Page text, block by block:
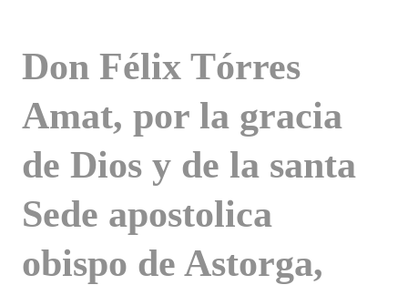
Don Félix Tórres
Amat, por la gracia
de Dios y de la santa
Sede apostolica
obispo de Astorga,